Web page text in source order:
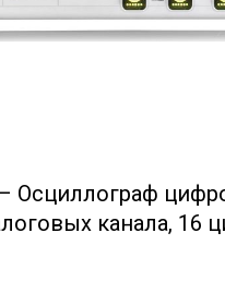
Осциллограф
канала, 16